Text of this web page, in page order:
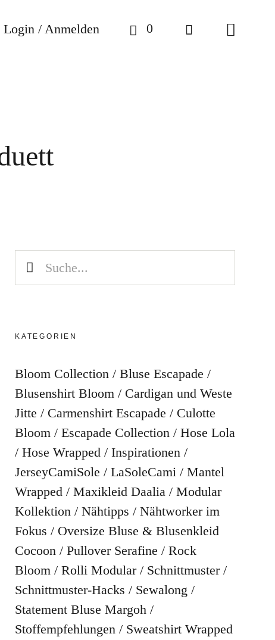
Login / Anmelden 0
KATEGORIEN
Bloom Collection
Bluse Escapade
Blusenshirt Bloom
Cardigan und Weste
Jitte
Carmenshirt Escapade
Culotte
Bloom
Escapade Collection
Hose Lola
Hose Wrapped
Inspirationen
JerseyCamiSole
LaSoleCami
Mantel
Wrapped
Maxikleid Daalia
Modular
Kollektion
Nähtipps
Nähtworker im
Fokus
Oversize Bluse & Blusenkleid
Cocoon
Pullover Serafine
Rock
Bloom
Rolli Modular
Schnittmuster
Schnittmuster-Hacks
Sewalong
Statement Bluse Margoh
Stoffempfehlungen
Sweatshirt Wrapped